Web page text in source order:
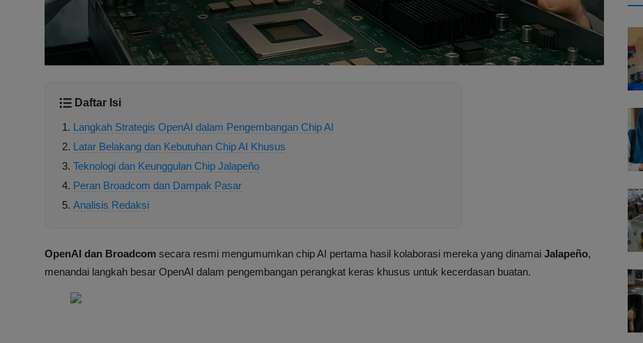
Daftar Isi
Langkah Strategis OpenAI dalam Pengembangan Chip AI
Latar Belakang dan Kebutuhan Chip AI Khusus
Teknologi dan Keunggulan Chip Jalapeño
Peran Broadcom dan Dampak Pasar
Analisis Redaksi
OpenAI dan Broadcom secara resmi mengumumkan chip AI pertama hasil kolaborasi mereka yang dinamai Jalapeño,
menandai langkah besar OpenAI dalam pengembangan perangkat keras khusus untuk kecerdasan buatan.